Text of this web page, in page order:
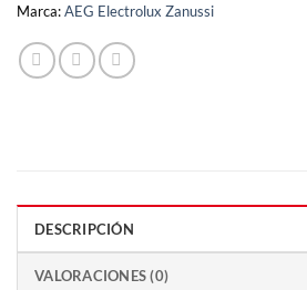
Marca:AEG Electrolux Zanussi
DESCRIPCIÓN
VALORACIONES (0)